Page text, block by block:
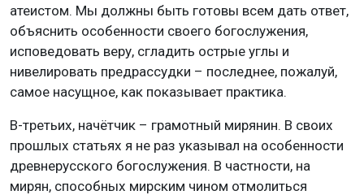
атеистом. Мы должны быть готовы всем дать ответ,
объяснить особенности своего богослужения,
исповедовать веру, сгладить острые углы и
нивелировать предрассудки – последнее, пожалуй,
самое насущное, как показывает практика.
В-третьих, начётчик – грамотный мирянин. В своих
прошлых статьях я не раз указывал на особенности
древнерусского богослужения. В частности, на
мирян, способных мирским чином отмолиться